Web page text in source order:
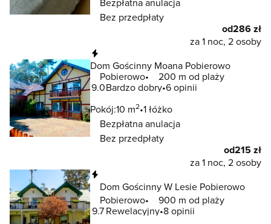
Bez przedpłaty
od286 zł
za 1 noc, 2 osoby
Dom Gościnny Moana Pobierowo
Pobierowo
200 m od plaży
9.0Bardzo dobry 6 opinii
Pokój:10 m2 1 łóżko
Bezpłatna anulacja
Bez przedpłaty
od215 zł
za 1 noc, 2 osoby
Dom Gościnny W Lesie Pobierowo
Pobierowo
900 m od plaży
9.7Rewelacyjny 8 opinii